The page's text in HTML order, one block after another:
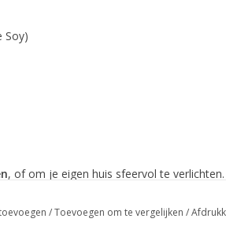
Soy)
, of om je eigen huis sfeervol te verlichten.
/Toevoegen om te vergelijken /